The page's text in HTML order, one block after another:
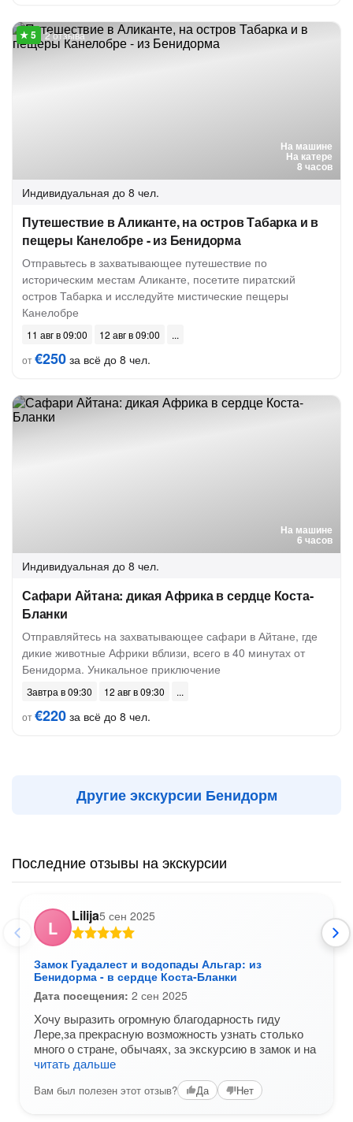
На машине
На катере
8 часов
2 отзыва
Индивидуальная до 8 чел.
Путешествие в Аликанте, на остров Табарка и в
пещеры Канелобре - из Бенидорма
Отправьтесь в захватывающее путешествие по
историческим местам Аликанте, посетите пиратский
остров Табарка и исследуйте мистические пещеры
Канелобре
11 авг в 09:00
12 авг в 09:00
от€250 за всё до 8 чел.
На машине
6 часов
Индивидуальная до 8 чел.
Сафари Айтана: дикая Африка в сердце Коста-
Бланки
Отправляйтесь на захватывающее сафари в Айтане, где
дикие животные Африки вблизи, всего в 40 минутах от
Бенидорма. Уникальное приключение
Завтра в 09:30
12 авг в 09:30
от€220 за всё до 8 чел.
Другие экскурсии Бенидорм
Последние отзывы на экскурсии
L
Lilija5 сен 2025
Замок Гуадалест и водопады Альгар: из
Бенидорма - в сердце Коста-Бланки
Дата посещения: 2 сен 2025
Хочу выразить огромную благодарность гиду
Лере,за прекрасную возможность узнать столько
много о стране, обычаях, за экскурсию в замок и на
читать дальше
Вам был полезен этот отзыв? Да Нет